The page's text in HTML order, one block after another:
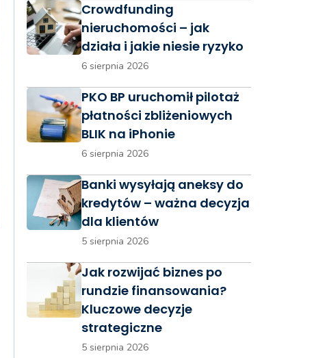
Crowdfunding
nieruchomości – jak
działa i jakie niesie ryzyko
6 sierpnia 2026
PKO BP uruchomił pilotaż
płatności zbliżeniowych
BLIK na iPhonie
6 sierpnia 2026
Banki wysyłają aneksy do
kredytów – ważna decyzja
dla klientów
5 sierpnia 2026
Jak rozwijać biznes po
rundzie finansowania?
Kluczowe decyzje
strategiczne
5 sierpnia 2026